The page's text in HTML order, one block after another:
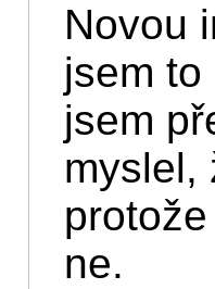
Novou
jsem
jsem
myslel,
ne.